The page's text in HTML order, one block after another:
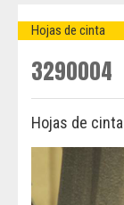
Hojas de cinta
3290004
Hojas de